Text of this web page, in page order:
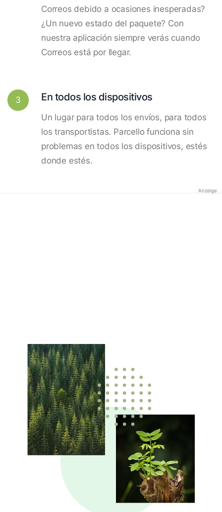
Correos debido a ocasiones inesperadas?
¿Un nuevo estado del paquete? Con
nuestra aplicación siempre verás cuando
Correos está por llegar.
3 En todos los dispositivos
Un lugar para todos los envíos, para todos
los transportistas. Parcello funciona sin
problemas en todos los dispositivos, estés
donde estés.
Anzeige